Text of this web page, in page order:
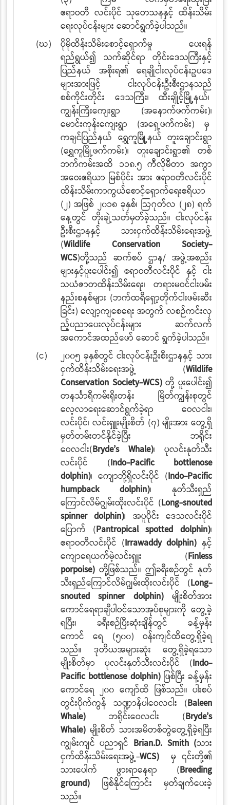
ဧရာဝတီ လင်းပိုင် သုတေသနနှင့် ထိန်းသိမ်း
ရေးလုပ်ငန်းများ ဆောင်ရွက်ခဲ့ပါသည်။
(ဃ)
ပိုမိုထိန်းသိမ်းစောင့်ရှောက်မှု ပေးရန်
ရည်ရွယ်၍ သက်ဆိုင်ရာ တိုင်းဒေသကြီးနှင့်
ပြည်နယ်
အစိုးရ၏ ရေချိုငါးလုပ်ငန်းဥပဒေ
များအားဖြင့် ငါးလုပ်ငန်းဦးစီးဌာနသည်
စစ်ကိုင်းတိုင်း
ဒေသကြီး၊ ထီးချိုင့်မြို့နယ်၊
ကျွန်းကြီးကျေးရွာ (အနောက်ဖက်ကမ်း)၊
မောင်းကုန်းကျေးရွာ (အရှေ့ဖက်ကမ်း) မှ
ကချင်ပြည်နယ် ရွှေကူမြို့နယ် တူးချောင်းရွာ
(ရွှေကူမြို့ဖက်ကမ်း)၊ တူးချောင်းရွာ၏ တစ်
ဘက်ကမ်းအထိ ၁၁၈.၅ ကီလိုမီတာ အကွာ
အဝေးဧရိယာ မြစ်ပိုင်း အား ဧရာဝတီလင်းပိုင်
ထိန်းသိမ်းကာကွယ်စောင့်ရှောက်ရေးဧရိယာ
(၂) အဖြစ် ၂၀၁၈ ခုနှစ်၊ ဩဂုတ်လ (၂၈) ရက်
နေ့တွင် တိုးချဲ့သတ်မှတ်ခဲ့သည်။ ငါးလုပ်ငန်း
ဦးစီးဌာနနှင့် သားငှက်ထိန်းသိမ်းရေးအဖွဲ့
(Wildlife Conservation Society-
WCS)တို့သည် ဆက်စပ် ဌာန/ အဖွဲ့အစည်း
များနှင့်ပူးပေါင်း၍ ဧရာဝတီလင်းပိုင် နှင့် ငါး
သယံဇာတထိန်းသိမ်းရေး၊ တရားမဝင်ငါးဖမ်း
နည်းစနစ်များ (ဘက်ထရီရှော့တိုက်ငါးဖမ်းဆီး
ခြင်း) လျော့ကျစေရေး အတွက်လစဉ်ကင်းလှ
ည့်ပညာပေးလုပ်ငန်းများ ဆက်လက်
အကောင်အထည်ဖော် ဆောင် ရွက်ခဲ့ပါသည်။
(င)
၂၀၀၅ ခုနှစ်တွင် ငါးလုပ်ငန်းဦးစီးဌာနနှင့် သား
ငှက်ထိန်းသိမ်းရေးအဖွဲ့ (Wildlife
Conservation Society-WCS)တို့ ပူးပေါင်း၍
တနင်္သာရီကမ်းရိုးတန်း မြိတ်ကျွန်းစုတွင်
လေ့လာရေးဆောင်ရွက်ခဲ့ရာ ဝေလငါး၊
လင်းပိုင်၊ လင်းရှူးမျိုးစိတ် (၇) မျိုးအား တွေ့ရှိ
မှတ်တမ်းတင်နိုင်ခဲ့ပြီး ဘရိုင်း
ဝေလငါး(Bryde’s Whale)၊ ပုလင်းနုတ်သီး
လင်းပိုင် (Indo-Pacific bottlenose
dolphin)၊ ကျောဘို့ရှိလင်းပိုင် (Indo-Pacific
humpback dolphin)၊ နုတ်သီးရှည်
ကြောင်လိမ်ဂျွမ်းထိုးလင်းပိုင် (Long-snouted
spinner dolphin)၊ အပူပိုင်း ဒေသလင်းပိုင်
ပြောက် (Pantropical spotted dolphin)၊
ဧရာဝတီလင်းပိုင် (Irrawaddy dolphin)နှင့်
ကျောရေယက်မဲ့လင်းရှူး (Finless
porpoise) တို့ဖြစ်သည်။ ဤခရီးစဉ်တွင် နုတ်
သီးရှည်ကြောင်လိမ်ဂျွမ်းထိုးလင်းပိုင် (Long-
snouted spinner dolphin)မျိုးစိတ်အား
ကောင်ရေရာချီပါဝင်သောအုပ်စုများကို တွေ့ခဲ့
ရပြီး၊ ခရီးစဉ်ပြီးဆုံးချိန်တွင် ခန့်မှန်း
ကောင်
ရေ (၅၀၀) ဝန်းကျင်ထိတွေ့ရှိခဲ့ရ
သည်။ ဒုတိယအများဆုံး တွေ့ရှိခဲ့ရသော
မျိုးစိတ်မှာ ပုလင်းနုတ်သီးလင်းပိုင် (Indo-
Pacific bottlenose dolphin) ဖြစ်ပြီး ခန့်မှန်း
ကောင်ရေ ၂၀၀ ကျော်ထိ ဖြစ်သည်။ ပါးစပ်
တွင်းပိုက်ကွန် သဏ္ဍာန်ပါဝေလငါး (Baleen
Whale) ဘရိုင်းဝေလငါး (Bryde’s
Whale) မျိုးစိတ် သားအမိတစ်တွဲတွေ့ရှိခဲ့ရပြီး
ကျွမ်းကျင် ပညာရှင် Brian.D. Smith (သား
ငှက်ထိန်းသိမ်းရေးအဖွဲ့-WCS) မှ ၎င်းတို့၏
သားပေါက်
ဖွားရာနေရာ (Breeding
ground)
ဖြစ်နိုင်ကြောင်း မှတ်ချက်ပေးခဲ့
သည်။